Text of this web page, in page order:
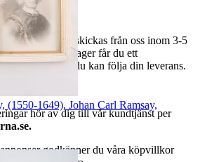
din vara att skickas från oss inom 3-5
har lämnat vårt lager får du ett
inom kort där du kan följa din leverans.
hör av dig till vår kundtjänst per
.
godkänner du våra köpvillkor
(1550-1649), Johan Carl Ramsay,